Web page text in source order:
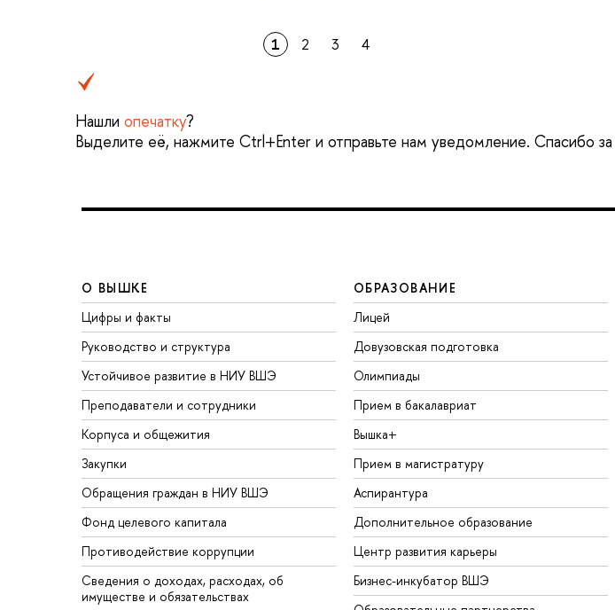
1 2 3 4
Нашли опечатку?
Выделите её, нажмите Ctrl+Enter и отправьте нам уведомление. Спасибо за
О ВЫШКЕ
Цифры и факты
Руководство и структура
Устойчивое развитие в НИУ ВШЭ
Преподаватели и сотрудники
Корпуса и общежития
Закупки
Обращения граждан в НИУ ВШЭ
Фонд целевого капитала
Противодействие коррупции
Сведения о доходах, расходах, об
имуществе и обязательствах
ОБРАЗОВАНИЕ
Лицей
Довузовская подготовка
Олимпиады
Прием в бакалавриат
Вышка+
Прием в магистратуру
Аспирантура
Дополнительное образование
Центр развития карьеры
Бизнес-инкубатор ВШЭ